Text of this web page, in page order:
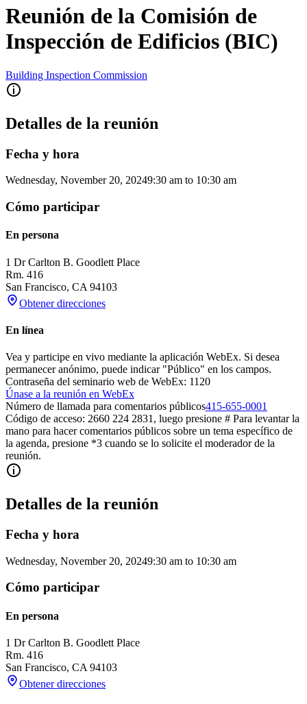
Reunión de la Comisión de
Inspección de Edificios (BIC)
Building Inspection Commission
Detalles de la reunión
Fecha y hora
Wednesday, November 20, 20249:30 am to 10:30 am
Cómo participar
En persona
1 Dr Carlton B. Goodlett Place
Rm. 416
San Francisco, CA 94103
Obtener direcciones
En línea
Vea y participe en vivo mediante la aplicación WebEx. Si desea
permanecer anónimo, puede indicar "Público" en los campos.
Contraseña del seminario web de WebEx: 1120
Únase a la reunión en WebEx
Número de llamada para comentarios públicos415-655-0001
Código de acceso: 2660 224 2831, luego presione # Para levantar la
mano para hacer comentarios públicos sobre un tema específico de
la agenda, presione *3 cuando se lo solicite el moderador de la
reunión.
Detalles de la reunión
Fecha y hora
Wednesday, November 20, 20249:30 am to 10:30 am
Cómo participar
En persona
1 Dr Carlton B. Goodlett Place
Rm. 416
San Francisco, CA 94103
Obtener direcciones